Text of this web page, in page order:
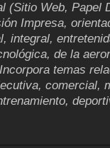
(Sitio Web, Papel
Impresa,
integral,
de la
temas
comercial,